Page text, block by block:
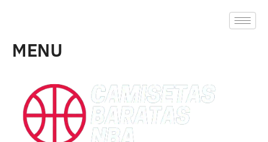
MENU